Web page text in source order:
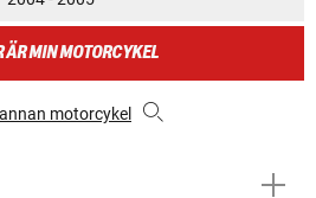
ÄR MIN MOTORCYKEL
motorcykel